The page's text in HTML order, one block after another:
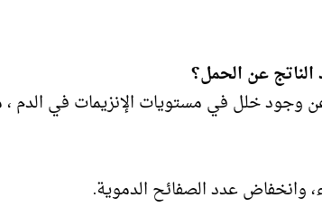
عن الحمل؟
وجود خلل في مستويات الإنزيمات في